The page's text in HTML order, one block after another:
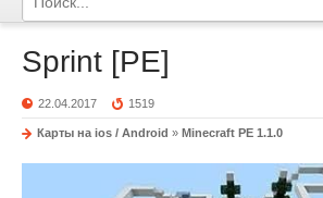
Sprint [PE]
22.04.2017 1519
Карты на ios / Android » Minecraft PE 1.1.0